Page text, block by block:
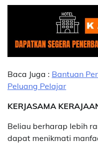
Baca Juga : Bantuan
Peluang Pelajar
KERJASAMA
Beliau berharap lebih
dapat menikmati